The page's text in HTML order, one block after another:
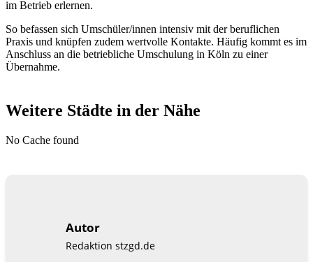
im Betrieb erlernen.
So befassen sich Umschüler/innen intensiv mit der beruflichen
Praxis und knüpfen zudem wertvolle Kontakte. Häufig kommt es im
Anschluss an die betriebliche Umschulung in Köln zu einer
Übernahme.
Weitere Städte in der Nähe
No Cache found
Autor
Redaktion stzgd.de